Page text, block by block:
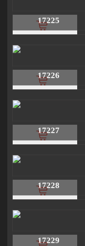
17225
17226
17227
17228
17229